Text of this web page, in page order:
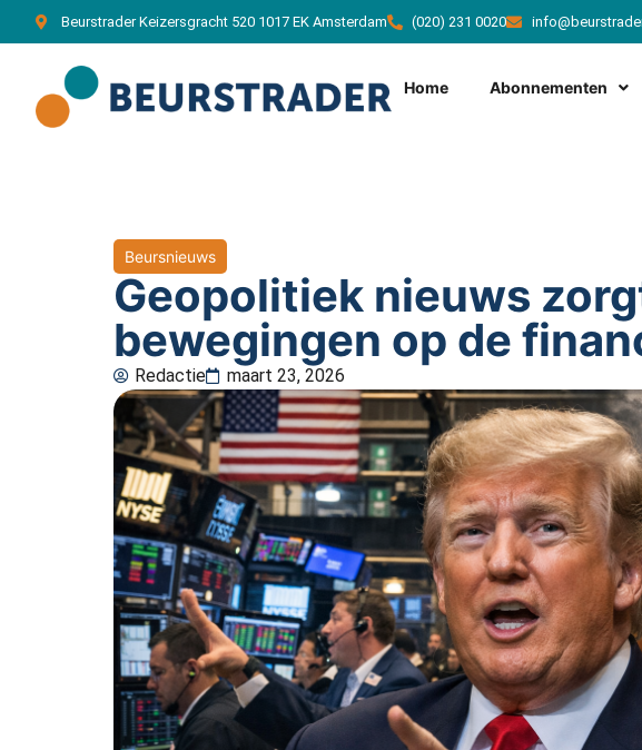
Beurstrader Keizersgracht 520 1017 EK Amsterdam (020) 231 0020
Home Abonnementen
Beursnieuws
Geopolitiek nieuws
bewegingen op de
Redactie maart 23, 2026